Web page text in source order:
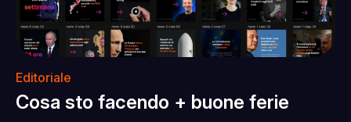
Editoriale
Cosa sto facendo + buone ferie